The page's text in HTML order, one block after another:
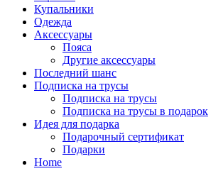
Купальники
Одежда
Аксессуары
Пояса
Другие аксессуары
Последний шанс
Подписка на трусы
Подписка на трусы
Подписка на трусы в подарок
Идея для подарка
Подарочный сертификат
Подарки
Home